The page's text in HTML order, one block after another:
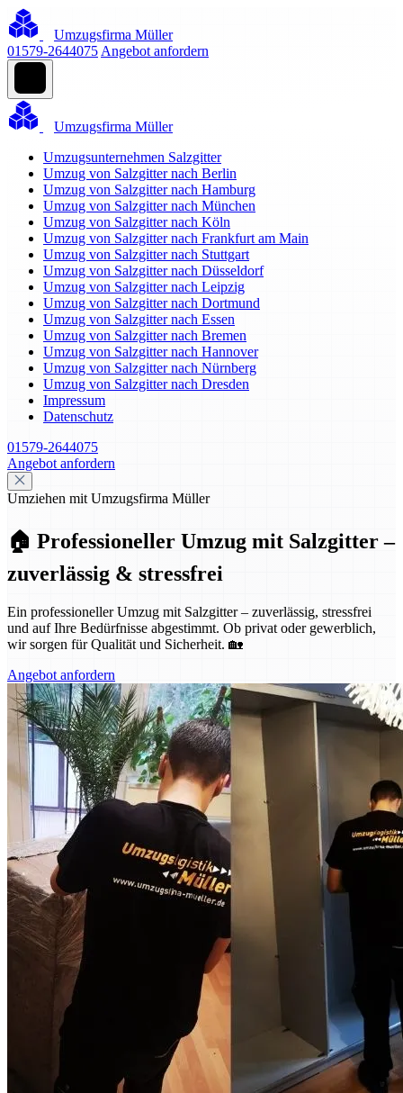
Umzugsfirma Müller
01579-2644075 Angebot anfordern
Umzugsfirma Müller
Umzugsunternehmen Salzgitter
Umzug von Salzgitter nach Berlin
Umzug von Salzgitter nach Hamburg
Umzug von Salzgitter nach München
Umzug von Salzgitter nach Köln
Umzug von Salzgitter nach Frankfurt am Main
Umzug von Salzgitter nach Stuttgart
Umzug von Salzgitter nach Düsseldorf
Umzug von Salzgitter nach Leipzig
Umzug von Salzgitter nach Dortmund
Umzug von Salzgitter nach Essen
Umzug von Salzgitter nach Bremen
Umzug von Salzgitter nach Hannover
Umzug von Salzgitter nach Nürnberg
Umzug von Salzgitter nach Dresden
Impressum
Datenschutz
01579-2644075
Angebot anfordern
Umziehen mit Umzugsfirma Müller
🏠 Professioneller Umzug mit Salzgitter –
zuverlässig & stressfrei
Ein professioneller Umzug mit Salzgitter – zuverlässig, stressfrei
und auf Ihre Bedürfnisse abgestimmt. Ob privat oder gewerblich,
wir sorgen für Qualität und Sicherheit. 🏡
Angebot anfordern